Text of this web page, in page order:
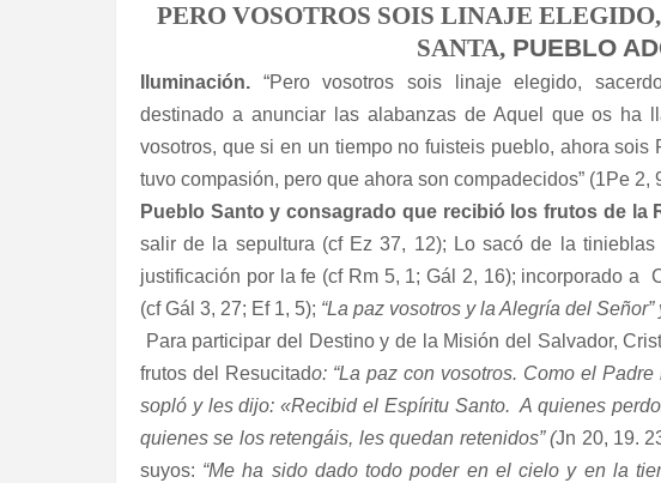
PERO VOSOTROS SOIS LINAJE
SANTA,PUEBLO
Iluminación. “Pero vosotros sois linaje elegido,
destinado a anunciar las alabanzas de Aquel que os ha
vosotros, que si en un tiempo no fuisteis pueblo, ahora
tuvo compasión, pero que ahora son compadecidos” (1Pe 2,
Pueblo Santo y consagrado que recibió los frutos de la
salir de la sepultura (cf Ez 37, 12); Lo sacó de la
justificación por la fe (cf Rm 5, 1; Gál 2, 16); incorporado a
(cf Gál 3, 27; Ef 1, 5); “La paz vosotros y la Alegría del
Para participar del Destino y de la Misión del Salvador,
frutos del Resucitado: “La paz con vosotros. Como el
sopló y les dijo: «Recibid el Espíritu Santo. A quienes
quienes se los retengáis, les quedan retenidos” (Jn 20, 19.
suyos: “Me ha sido dado todo poder en el cielo y en la